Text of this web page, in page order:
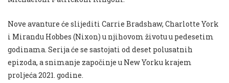
Nove avanture će slijediti Carrie Bradshaw, Charlotte York
i Mirandu Hobbes (Nixon) u njihovom životu u pedesetim
godinama. Serija će se sastojati od deset polusatnih
epizoda, a snimanje započinje u New Yorku krajem
proljeća 2021. godine.